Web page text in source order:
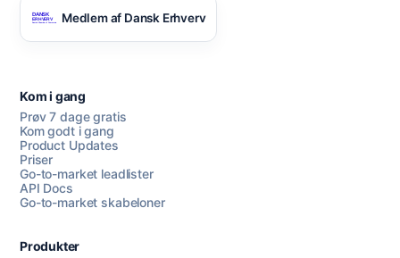
Medlem af Dansk Erhverv
Kom i gang
Prøv 7 dage gratis
Kom godt i gang
Product Updates
Priser
Go-to-market leadlister
API Docs
Go-to-market skabeloner
Produkter